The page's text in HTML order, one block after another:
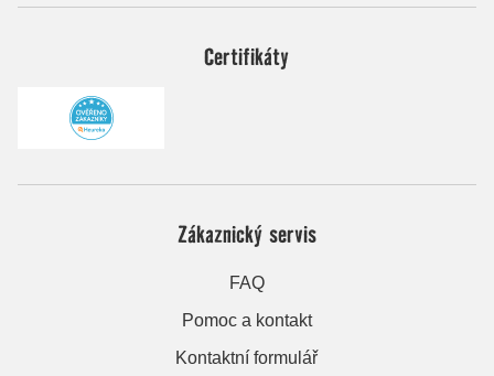
Certifikáty
Zákaznický servis
FAQ
Pomoc a kontakt
Kontaktní formulář